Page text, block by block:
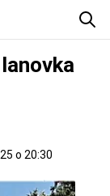
o 20:30